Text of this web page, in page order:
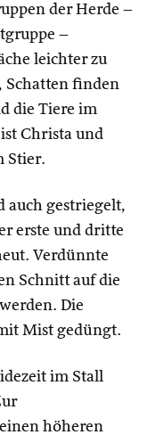
der Herde –
–
leichter zu
Schatten finden
die Tiere im
Christa und
Stier.
auch gestriegelt,
erste und dritte
Verdünnte
Schnitt auf die
Die
Mist gedüngt.
im Stall
höheren